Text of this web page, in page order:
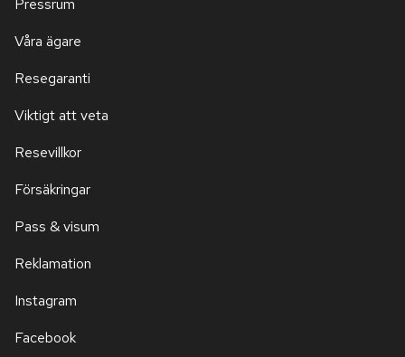
Pressrum
Våra ägare
Resegaranti
Viktigt att veta
Resevillkor
Försäkringar
Pass & visum
Reklamation
Instagram
Facebook